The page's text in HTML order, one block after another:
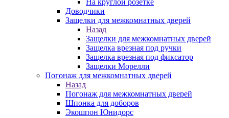
На круглой розетке
Доводчики
Защелки для межкомнатных дверей
Назад
Защелки для межкомнатных дверей
Защелка врезная под ручки
Защелка врезная под фиксатор
Защелки Морелли
Погонаж для межкомнатных дверей
Назад
Погонаж для межкомнатных дверей
Шпонка для доборов
Экошпон Юнидорс